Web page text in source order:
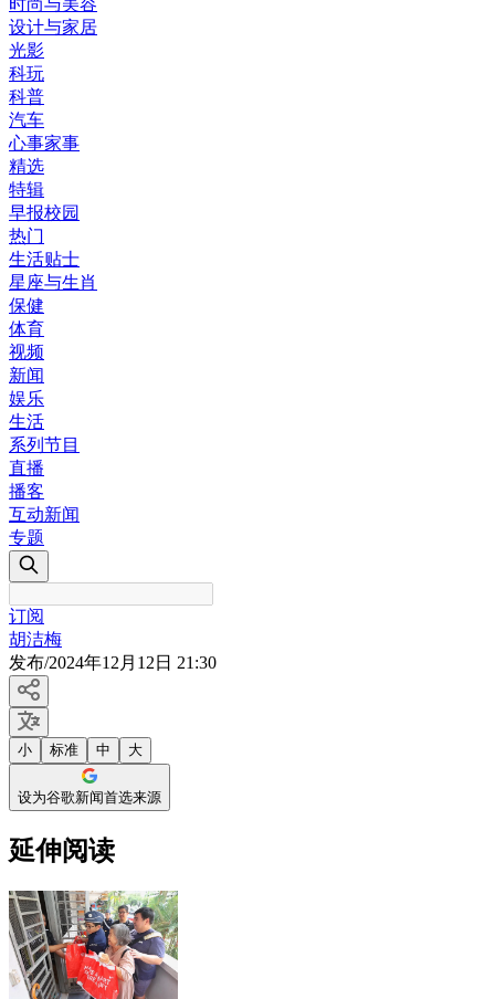
时尚与美容
设计与家居
光影
科玩
科普
汽车
心事家事
精选
特辑
早报校园
热门
生活贴士
星座与生肖
保健
体育
视频
新闻
娱乐
生活
系列节目
直播
播客
互动新闻
专题
订阅
胡洁梅
发布/2024年12月12日 21:30
小 标准 中 大
设为谷歌新闻首选来源
延伸阅读